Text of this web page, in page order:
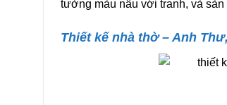
tường màu nâu với tranh, và
Thiết kế nhà thờ – Anh